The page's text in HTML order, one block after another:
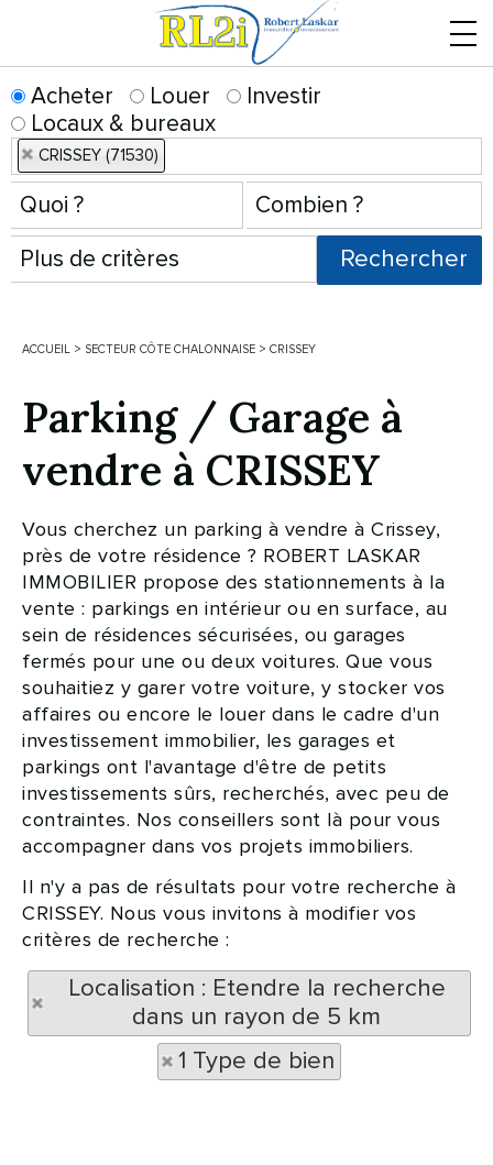
Acheter Louer
Investir
Locaux & bureaux
CRISSEY (71530)
ACCUEIL > SECTEUR CÔTE CHALONNAISE > CRISSEY
Parking / Garage à
vendre à CRISSEY
Vous cherchez un parking à vendre à Crissey,
près de votre résidence ? ROBERT LASKAR
IMMOBILIER propose des stationnements à la
vente : parkings en intérieur ou en surface, au
sein de résidences sécurisées, ou garages
fermés pour une ou deux voitures. Que vous
souhaitiez y garer votre voiture, y stocker vos
affaires ou encore le louer dans le cadre d'un
investissement immobilier, les garages et
parkings ont l'avantage d'être de petits
investissements sûrs, recherchés, avec peu de
contraintes. Nos conseillers sont là pour vous
accompagner dans vos projets immobiliers.
Il n'y a pas de résultats pour votre recherche à
CRISSEY. Nous vous invitons à modifier vos
critères de recherche :
Localisation : Etendre la recherche
dans un rayon de 5 km
1 Type de bien